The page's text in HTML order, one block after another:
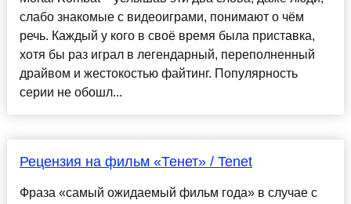
слабо знакомые с видеоиграми, понимают о чём
речь. Каждый у кого в своё время была приставка,
хотя бы раз играл в легендарный, переполненный
драйвом и жестокостью файтинг. Популярность
серии не обошл...
Рецензия на фильм «Тенет» / Tenet
Фраза «самый ожидаемый фильм года» в случае с